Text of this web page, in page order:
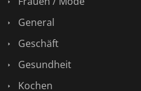
General
Geschäft
Gesundheit
Kochen